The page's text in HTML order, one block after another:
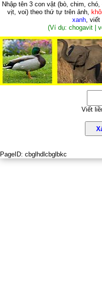
Nhập tên 3 con vật (bò, chim, chó,
vịt, voi)theo thứ tự trên ảnh,
xanh, viết
(Ví dụ: chogavit |
Viết
PageID: cbglhdlcbglbkc